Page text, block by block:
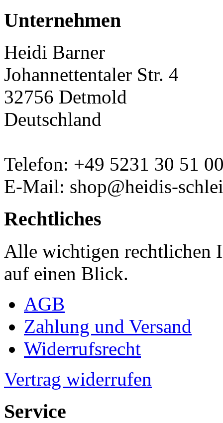
Unternehmen
Heidi Barner
Johannettentaler Str. 4
32756 Detmold
Deutschland
Telefon: +49 5231 30 51
E-Mail: shop@heidis-
Rechtliches
Alle wichtigen rechtlichen
auf einen Blick.
AGB
Zahlung und Versand
Widerrufsrecht
Vertrag widerrufen
Service